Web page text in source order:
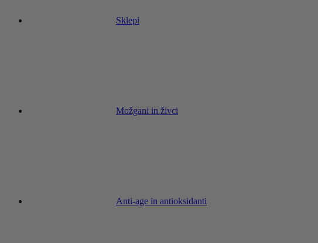
Sklepi
Možgani in živci
Anti-age in antioksidanti